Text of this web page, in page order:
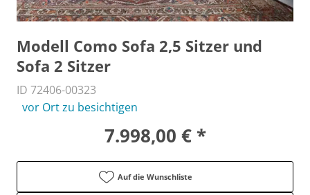
Modell Como Sofa 2,5 Sitzer und
Sofa 2 Sitzer
ID 72406-00323
vor Ort zu besichtigen
7.998,00 € *
Auf die Wunschliste